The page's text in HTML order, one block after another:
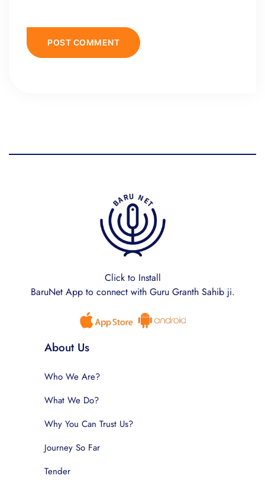
Click to Install
BaruNet App to connect with Guru Granth Sahib ji.
About Us
Who We Are?
What We Do?
Why You Can Trust Us?
Journey So Far
Tender